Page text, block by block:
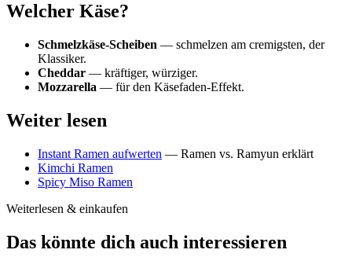
Welcher Käse?
Schmelzkäse-Scheiben — schmelzen am cremigsten, der
Klassiker.
Cheddar — kräftiger, würziger.
Mozzarella — für den Käsefaden-Effekt.
Weiter lesen
Instant Ramen aufwerten — Ramen vs. Ramyun erklärt
Kimchi Ramen
Spicy Miso Ramen
Weiterlesen & einkaufen
Das könnte dich auch interessieren